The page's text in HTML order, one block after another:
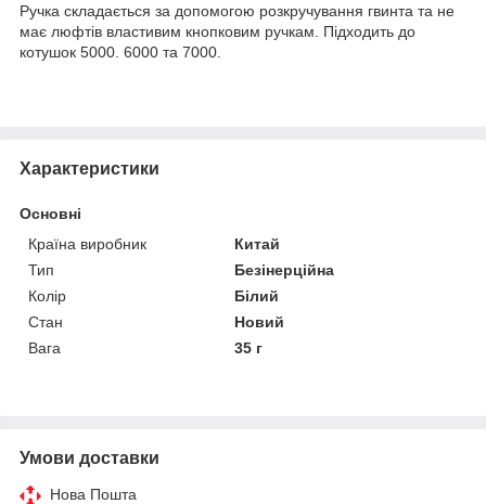
Ручка складається за допомогою розкручування гвинта та не
має люфтів властивим кнопковим ручкам. Підходить до
котушок 5000. 6000 та 7000.
Характеристики
Основні
Країна виробник
Китай
Тип
Безінерційна
Колір
Білий
Стан
Новий
Вага
35 г
Умови доставки
Нова Пошта